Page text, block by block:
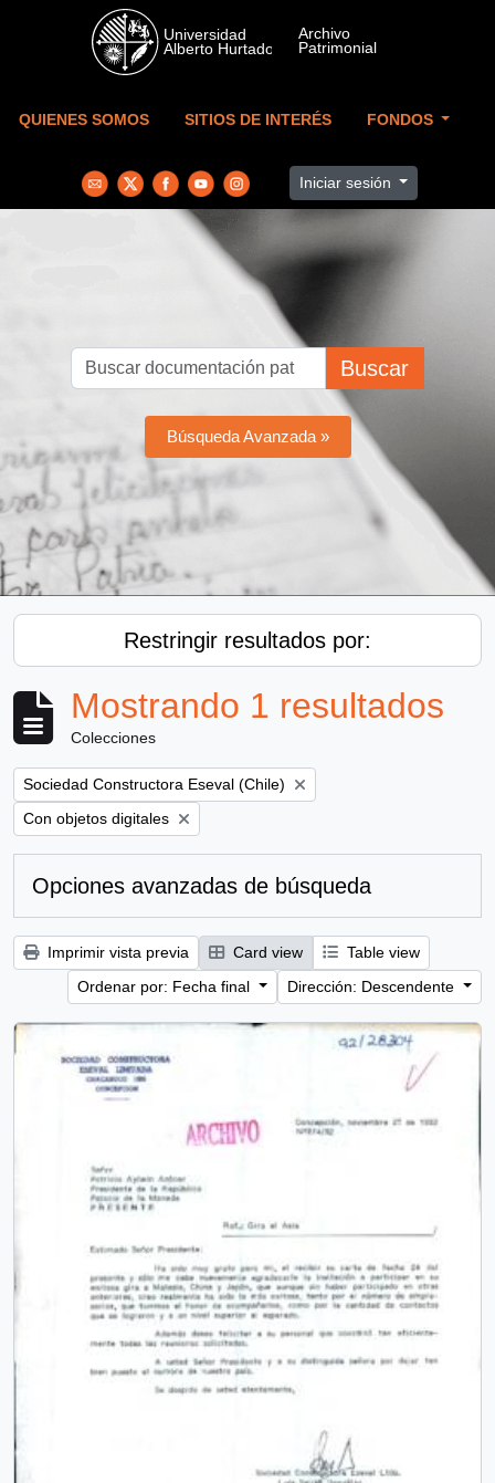
Skip to main content
QUIENES SOMOS SITIOS DE INTERÉS FONDOS
Iniciar sesión
Buscar
Búsqueda Avanzada »
Restringir resultados por:
Mostrando 1 resultados
Colecciones
Remove filter:
Sociedad Constructora Eseval (Chile)
Remove filter:
Con objetos digitales
Opciones avanzadas de búsqueda
Imprimir vista previa Card view
Table view
Ordenar por: Fecha final
Dirección: Descendente